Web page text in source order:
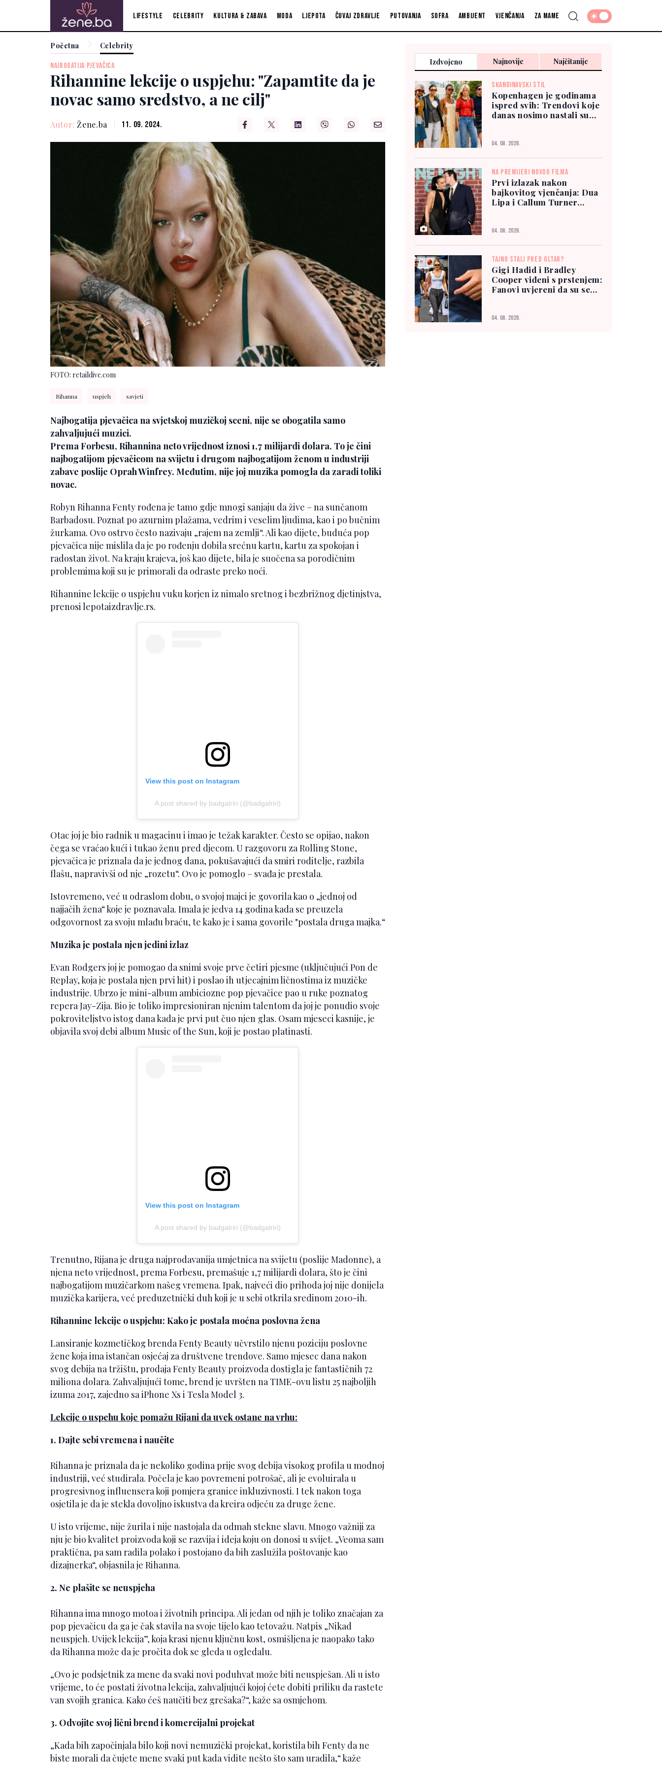
Lifestyle Celebrity Kultura & zabava Moda Ljepota Čuvaj zdravlje Putovanja Sofra Ambijent Vjenčanja Za mame
Početna Celebrity
NAJBOGATIJA PJEVAČICA
Rihannine lekcije o uspjehu: "Zapamtite da je
novac samo sredstvo, a ne cilj"
Autor: Žene.ba 11. 09. 2024.
FOTO: retaildive.com
Rihanna uspjeh savjeti
Najbogatija pjevačica na svjetskoj muzičkoj sceni, nije se obogatila samo
zahvaljujući muzici.
Prema Forbesu, Rihannina neto vrijednost iznosi 1,7 milijardi dolara. To je čini
najbogatijom pjevačicom na svijetu i drugom najbogatijom ženom u industriji
zabave poslije Oprah Winfrey. Međutim, nije joj muzika pomogla da zaradi toliki
novac.
Robyn Rihanna Fenty rođena je tamo gdje mnogi sanjaju da žive – na sunčanom
Barbadosu. Poznat po azurnim plažama, vedrim i veselim ljudima, kao i po bučnim
žurkama. Ovo ostrvo često nazivaju „rajem na zemlji“. Ali kao dijete, buduća pop
pjevačica nije mislila da je po rođenju dobila srećnu kartu, kartu za spokojan i
radostan život. Na kraju krajeva, još kao dijete, bila je suočena sa porodičnim
problemima koji su je primorali da odraste preko noći.
Rihannine lekcije o uspjehu vuku korjen iz nimalo sretnog i bezbrižnog djetinjstva,
prenosi lepotaizdravlje.rs.
View this post on Instagram
A post shared by badgalriri (@badgalriri)
Otac joj je bio radnik u magacinu i imao je težak karakter. Često se opijao, nakon
čega se vraćao kući i tukao ženu pred djecom. U razgovoru za Rolling Stone,
pjevačica je priznala da je jednog dana, pokušavajući da smiri roditelje, razbila
flašu, napravivši od nje „rozetu“. Ovo je pomoglo – svađa je prestala.
Istovremeno, već u odraslom dobu, o svojoj majci je govorila kao o „jednoj od
najjačih žena“ koje je poznavala. Imala je jedva 14 godina kada se preuzela
odgovornost za svoju mlađu braću, te kako je i sama govorile "postala druga majka.“
Muzika je postala njen jedini izlaz
Evan Rodgers joj je pomogao da snimi svoje prve četiri pjesme (uključujući Pon de
Replay, koja je postala njen prvi hit) i poslao ih utjecajnim ličnostima iz muzičke
industrije. Ubrzo je mini-album ambiciozne pop pjevačice pao u ruke poznatog
repera Jay-Zija. Bio je toliko impresioniran njenim talentom da joj je ponudio svoje
pokroviteljstvo istog dana kada je prvi put čuo njen glas. Osam mjeseci kasnije, je
objavila svoj debi album Music of the Sun, koji je postao platinasti.
View this post on Instagram
A post shared by badgalriri (@badgalriri)
Trenutno, Rijana je druga najprodavanija umjetnica na svijetu (poslije Madonne), a
njena neto vrijednost, prema Forbesu, premašuje 1,7 milijardi dolara, što je čini
najbogatijom muzičarkom našeg vremena. Ipak, najveći dio prihoda joj nije donijela
muzička karijera, već preduzetnički duh koji je u sebi otkrila sredinom 2010-ih.
Rihannine lekcije o uspjehu: Kako je postala moćna poslovna žena
Lansiranje kozmetičkog brenda Fenty Beauty učvrstilo njenu poziciju poslovne
žene koja ima istančan osjećaj za društvene trendove. Samo mjesec dana nakon
svog debija na tržištu, prodaja Fenty Beauty proizvoda dostigla je fantastičnih 72
miliona dolara. Zahvaljujući tome, brend je uvršten na TIME-ovu listu 25 najboljih
izuma 2017, zajedno sa iPhone Xs i Tesla Model 3.
Lekcije o uspehu koje pomažu Rijani da uvek ostane na vrhu:
1. Dajte sebi vremena i naučite
Rihanna je priznala da je nekoliko godina prije svog debija visokog profila u modnoj
industriji, već studirala. Počela je kao povremeni potrošač, ali je evoluirala u
progresivnog influensera koji pomjera granice inkluzivnosti. I tek nakon toga
osjetila je da je stekla dovoljno iskustva da kreira odjeću za druge žene.
U isto vrijeme, nije žurila i nije nastojala da odmah stekne slavu. Mnogo važniji za
nju je bio kvalitet proizvoda koji se razvija i ideja koju on donosi u svijet. „Veoma sam
praktična, pa sam radila polako i postojano da bih zaslužila poštovanje kao
dizajnerka“, objasnila je Rihanna.
2. Ne plašite se neuspjeha
Rihanna ima mnogo motoa i životnih principa. Ali jedan od njih je toliko značajan za
pop pjevačicu da ga je čak stavila na svoje tijelo kao tetovažu. Natpis „Nikad
neuspjeh. Uvijek lekcija”, koja krasi njenu ključnu kost, osmišljena je naopako tako
da Rihanna može da je pročita dok se gleda u ogledalu.
„Ovo je podsjetnik za mene da svaki novi poduhvat može biti neuspješan. Ali u isto
vrijeme, to će postati životna lekcija, zahvaljujući kojoj ćete dobiti priliku da rastete
van svojih granica. Kako ćeš naučiti bez grešaka?“, kaže sa osmjehom.
3. Odvojite svoj lični brend i komercijalni projekat
„Kada bih započinjala bilo koji novi nemuzički projekat, koristila bih Fenty da ne
biste morali da čujete mene svaki put kada vidite nešto što sam uradila,“ kaže
Izdvojeno Najnovije Najčitanije
SKANDINAVSKI STIL
Kopenhagen je godinama
ispred svih: Trendovi koje
danas nosimo nastali su
04. 08. 2026.
NA PREMIJERI NOVOG FILMA
Prvi izlazak nakon
bajkovitog vjenčanja: Dua
Lipa i Callum Turner
04. 08. 2026.
TAJNO STALI PRED OLTAR?
Gigi Hadid i Bradley
Cooper viđeni s prstenjem:
Fanovi uvjereni da su se
04. 08. 2026.